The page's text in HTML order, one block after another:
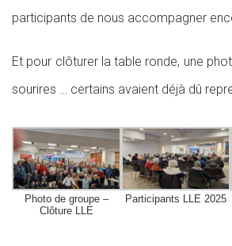
participants de nous accompagner
Et pour clôturer la table ronde, une
sourires … certains avaient déjà dû
Photo de groupe –
Clôture LLE
Participants LLE 2025